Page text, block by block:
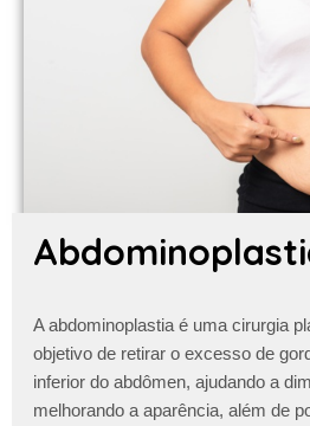
A abdominoplastia é uma cirurgia
objetivo de retirar o excesso de
inferior do abdômen, ajudando a
melhorando a aparência, além de